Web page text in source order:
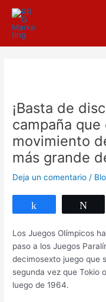
contenido
¡Basta de
campaña
movimiento
más grande
Deja un comentario /
Compartir
Los Juegos Olímpicos
paso a los Juegos
decimosexto juego que
segunda vez que Tokio
luego de 1964.
entradas